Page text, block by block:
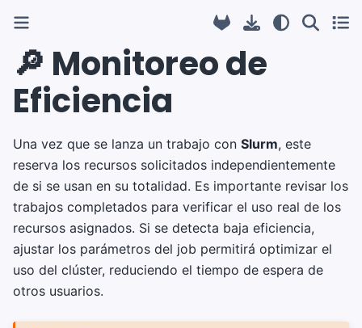
🔎 Monitoreo de
Eficiencia
Una vez que se lanza un trabajo con Slurm, este
reserva los recursos solicitados independientemente
de si se usan en su totalidad. Es importante revisar los
trabajos completados para verificar el uso real de los
recursos asignados. Si se detecta baja eficiencia,
ajustar los parámetros del job permitirá optimizar el
uso del clúster, reduciendo el tiempo de espera de
otros usuarios.